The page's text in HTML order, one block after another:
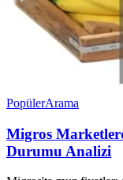
PopülerArama
Migros
Durumu Analizi